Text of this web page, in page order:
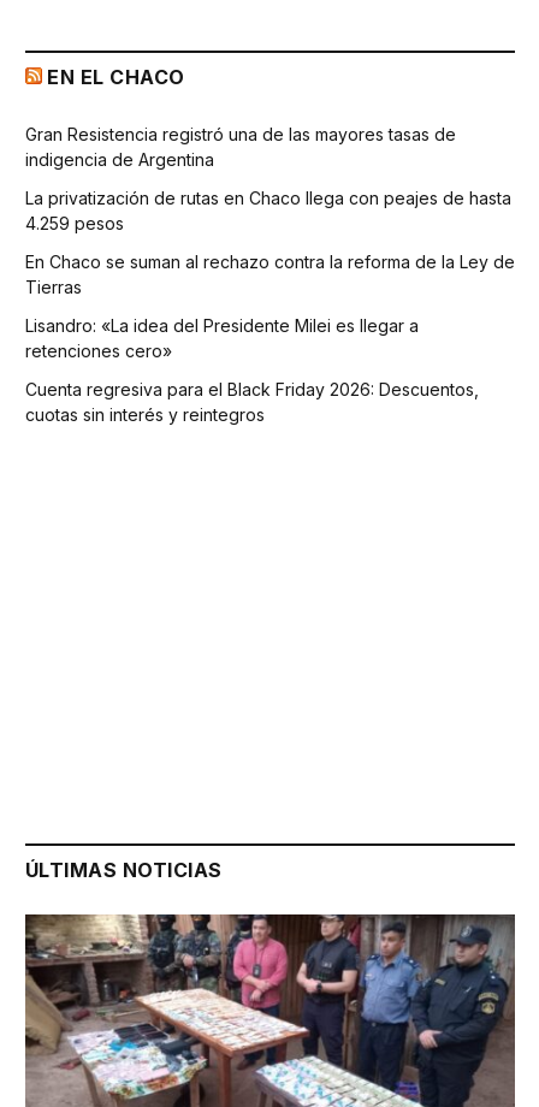
EN EL CHACO
Gran Resistencia registró una de las mayores tasas de
indigencia de Argentina
La privatización de rutas en Chaco llega con peajes de hasta
4.259 pesos
En Chaco se suman al rechazo contra la reforma de la Ley de
Tierras
Lisandro: «La idea del Presidente Milei es llegar a
retenciones cero»
Cuenta regresiva para el Black Friday 2026: Descuentos,
cuotas sin interés y reintegros
ÚLTIMAS NOTICIAS